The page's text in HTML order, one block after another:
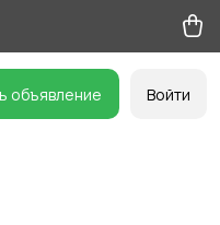
объявление Войти